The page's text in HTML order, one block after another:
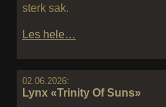
sterk sak.
Les hele…
02.06.2026:
Lynx «Trinity Of Suns»